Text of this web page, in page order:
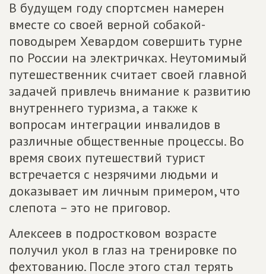
В будущем году спортсмен намерен
вместе со своей верной собакой-
поводырем Хевардом совершить турне
по России на электричках. Неутомимый
путешественник считает своей главной
задачей привлечь внимание к развитию
внутреннего туризма, а также к
вопросам интеграции инвалидов в
различные общественные процессы. Во
время своих путешествий турист
встречается с незрячими людьми и
доказывает им личным примером, что
слепота – это не приговор.
Алексеев в подростковом возрасте
получил укол в глаз на тренировке по
фехтованию. После этого стал терять